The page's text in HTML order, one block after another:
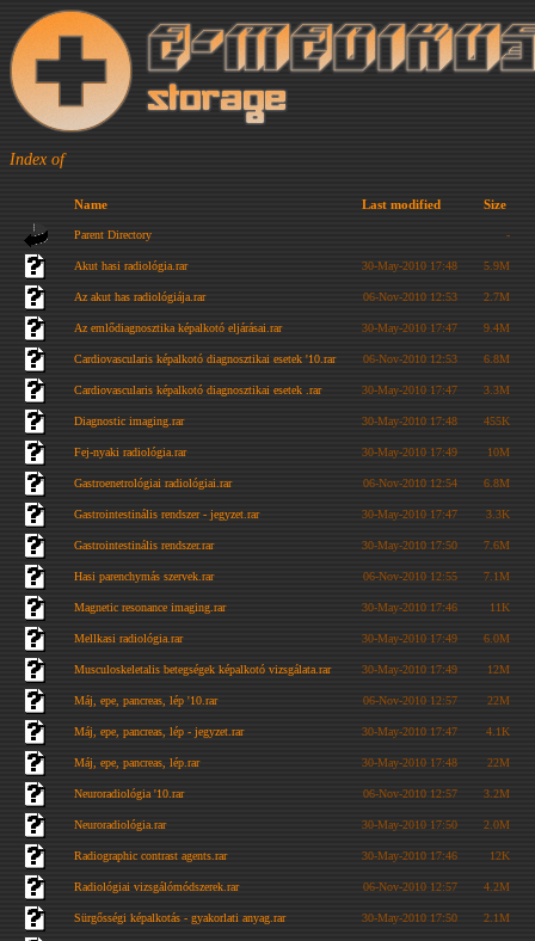
Index of
Name Last modified Size
Parent Directory -
Akut hasi radiológia.rar 30-May-2010 17:48 5.9M
Az akut has radiológiája.rar 06-Nov-2010 12:53 2.7M
Az emlődiagnosztika képalkotó eljárásai.rar 30-May-2010 17:47 9.4M
Cardiovascularis képalkotó diagnosztikai esetek '10.rar 06-Nov-2010 12:53 6.8M
Cardiovascularis képalkotó diagnosztikai esetek .rar 30-May-2010 17:47 3.3M
Diagnostic imaging.rar 30-May-2010 17:48 455K
Fej-nyaki radiológia.rar 30-May-2010 17:49 10M
Gastroenetrológiai radiológiai.rar 06-Nov-2010 12:54 6.8M
Gastrointestinális rendszer - jegyzet.rar 30-May-2010 17:47 3.3K
Gastrointestinális rendszer.rar 30-May-2010 17:50 7.6M
Hasi parenchymás szervek.rar 06-Nov-2010 12:55 7.1M
Magnetic resonance imaging.rar 30-May-2010 17:46 11K
Mellkasi radiológia.rar 30-May-2010 17:49 6.0M
Musculoskeletalis betegségek képalkotó vizsgálata.rar 30-May-2010 17:49 12M
Máj, epe, pancreas, lép '10.rar 06-Nov-2010 12:57 22M
Máj, epe, pancreas, lép - jegyzet.rar 30-May-2010 17:47 4.1K
Máj, epe, pancreas, lép.rar 30-May-2010 17:48 22M
Neuroradiológia '10.rar 06-Nov-2010 12:57 3.2M
Neuroradiológia.rar 30-May-2010 17:50 2.0M
Radiographic contrast agents.rar 30-May-2010 17:46 12K
Radiológiai vizsgálómódszerek.rar 06-Nov-2010 12:57 4.2M
Sürgősségi képalkotás - gyakorlati anyag.rar 30-May-2010 17:50 2.1M